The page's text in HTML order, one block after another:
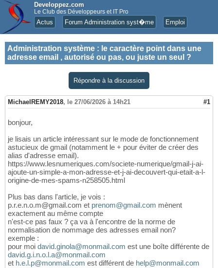
Developpez.com
Le Club des Développeurs et IT Pro
Actus Forum Administration syst�me Emploi
Administration système : le caractère point dans une
adresse email , autorisé ou pas, ou juste un seul ?
Répondre à la discussion
MichaelREMY2018, le 27/06/2026 à 14h21 #1
bonjour,
je lisais un article intéressant sur le mode de fonctionnement
astucieux de gmail (notamment le + pour éviter de créer des
alias d'adresse email).
https://www.lesnumeriques.com/societe-numerique/gmail-j-ai-
ajoute-un-simple-a-mon-adresse-et-j-ai-decouvert-qui-etait-a-l-
origine-de-mes-spams-n258505.html
Plus bas dans l'article, je vois :
p.r.e.n.o.m@gmail.com et prenom@gmail.com mènent
exactement au même compte
n'est-ce pas faux ? ça va à l'encontre de la norme de
normalisation de nommage des adresses email non?
exemple :
pour moi david.ginola@monmail.com est une boîte différente de
david.g.i.n.o.l.a@monmail.com
et h.e.l.p@monmail.com est différent de help@monmail.com